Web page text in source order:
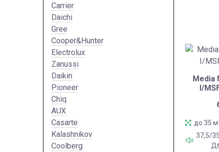
Media
I/
до 35
37,5/
Carrier
Daichi
Gree
Cooper&Hunter
Electrolux
Zanussi
Daikin
Pioneer
Chiq
AUX
Casarte
Kalashnikov
Coolberg